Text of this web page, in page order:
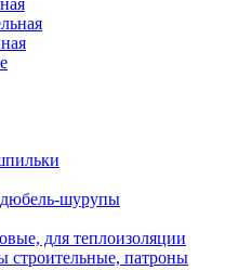
шурупы
для теплоизоляции
строительные, патроны